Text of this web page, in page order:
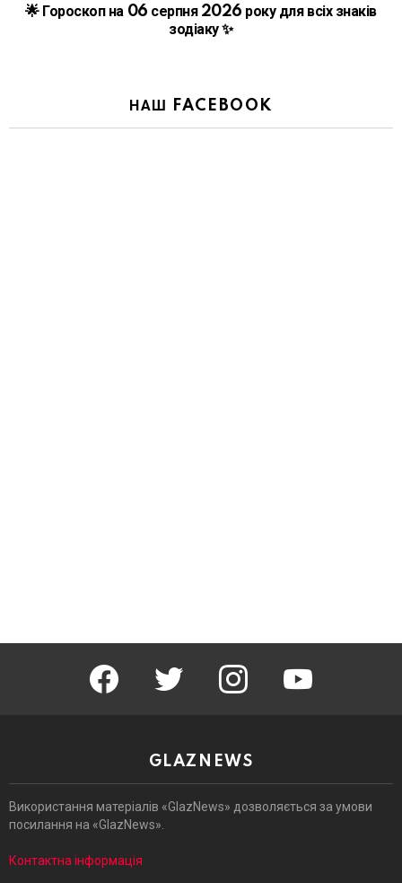
🌟 Гороскоп на 06 серпня 2026 року для всіх знаків
зодіаку ✨
НАШ FACEBOOK
facebook twitter instagram
GLAZNEWS
Використання матеріалів «GlazNews» дозволяється за умови
посилання на «GlazNews».
Контактна інформація